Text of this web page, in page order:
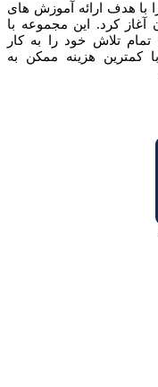
فعالیت خود را با هدف ارائه آموزش های
کرد. این مجموعه با
تلاش خود را به کار
کمترین هزینه ممکن به